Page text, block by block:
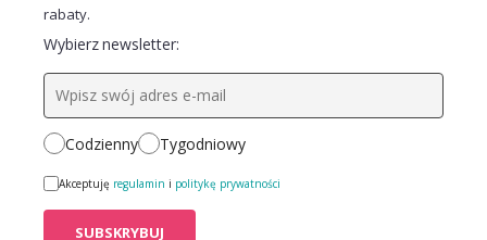
rabaty.
Wybierz newsletter:
Codzienny Tygodniowy
Akceptuję regulamin i politykę prywatności